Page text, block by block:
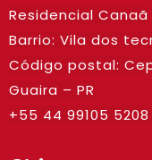
Residencial Canaã
Barrio: Vila dos
Código postal:
Guaira – PR
+55 44 99105 5208